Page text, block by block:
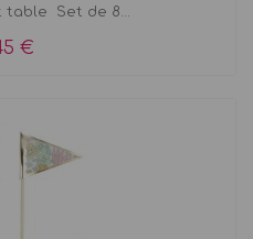
table Set de 8...
€